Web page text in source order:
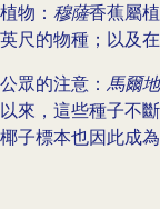
物： 穆薩香蕉屬
尺的物種；以及
眾的注意： 馬爾
來，這些種子不
子標本也因此成